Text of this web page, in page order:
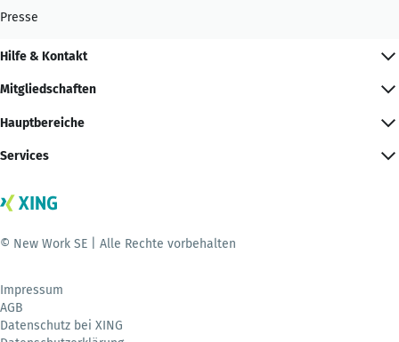
Presse
Hilfe & Kontakt
Mitgliedschaften
Hauptbereiche
Services
© New Work SE | Alle Rechte vorbehalten
Impressum
AGB
Datenschutz bei XING